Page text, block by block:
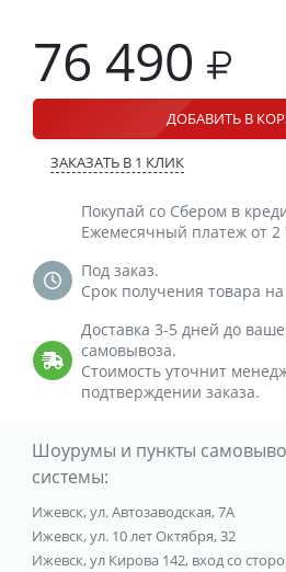
76 490
ДОБАВИТЬ В
ЗАКАЗАТЬ В 1 КЛИК
Покупай со Сбером в
Ежемесячный платеж от 2
Под заказ.
Срок получения товара
Доставка 3-5 дней до
самовывоза.
Стоимость уточнит
подтверждении заказа.
Шоурумы и пункты
системы:
Ижевск, ул. Автозаводская, 7А
Ижевск, ул. 10 лет Октября, 32
Ижевск, ул Кирова 142, вход со